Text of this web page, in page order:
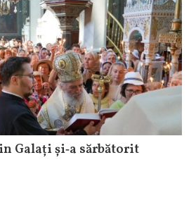
Galați și‑a sărbătorit